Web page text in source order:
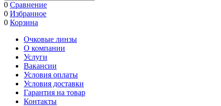
0 Сравнение
0 Избранное
0 Корзина
Очковые линзы
O компании
Услуги
Вакансии
Условия оплаты
Условия доставки
Гарантия на товар
Контакты